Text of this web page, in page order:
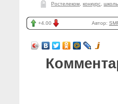
Ростелеком конкурс
+4.00 Автор: